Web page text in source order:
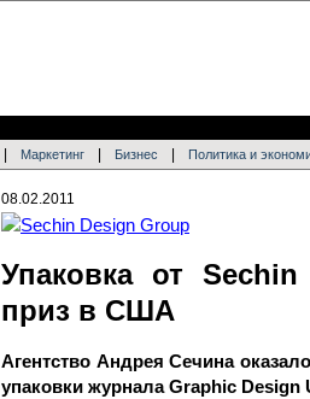
Маркетинг Бизнес Политика и
08.02.2011
Упаковка от
приз в США
Агентство Андрея Сечина
упаковки журнала Graphic Design